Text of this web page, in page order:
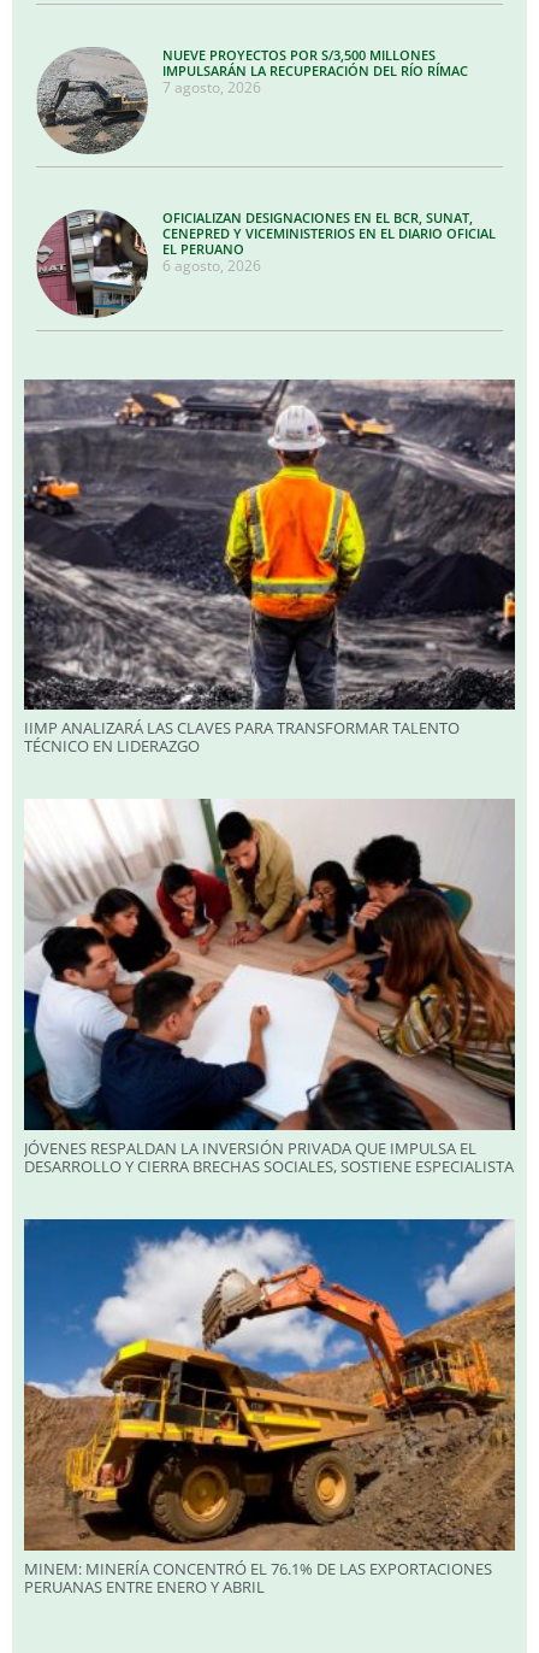
NUEVE PROYECTOS POR S/3,500 MILLONES
IMPULSARÁN LA RECUPERACIÓN DEL RÍO RÍMAC
7 agosto, 2026
OFICIALIZAN DESIGNACIONES EN EL BCR, SUNAT,
CENEPRED Y VICEMINISTERIOS EN EL DIARIO OFICIAL
EL PERUANO
6 agosto, 2026
IIMP ANALIZARÁ LAS CLAVES PARA TRANSFORMAR TALENTO
TÉCNICO EN LIDERAZGO
JÓVENES RESPALDAN LA INVERSIÓN PRIVADA QUE IMPULSA EL
DESARROLLO Y CIERRA BRECHAS SOCIALES, SOSTIENE ESPECIALISTA
MINEM: MINERÍA CONCENTRÓ EL 76.1% DE LAS EXPORTACIONES
PERUANAS ENTRE ENERO Y ABRIL